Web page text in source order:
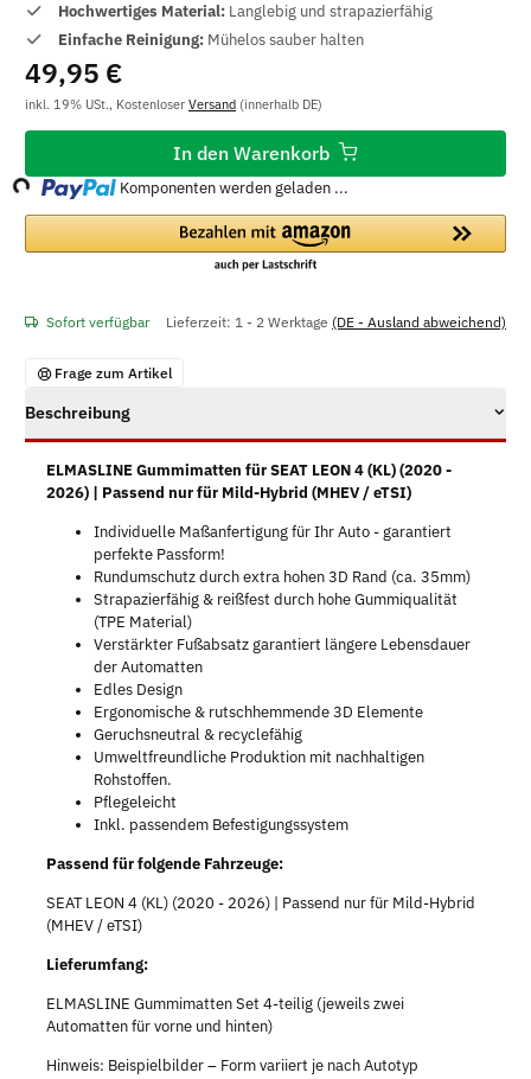
Hochwertiges Material: Langlebig und strapazierfähig
Einfache Reinigung: Mühelos sauber halten
49,95 €
inkl. 19% USt., Kostenloser Versand (innerhalb DE)
In den Warenkorb
Komponenten werden geladen ...
Sofort verfügbar Lieferzeit: 1 - 2 Werktage (DE - Ausland abweichend)
Frage zum Artikel
Beschreibung
ELMASLINE Gummimatten für SEAT LEON 4 (KL) (2020 -
2026) | Passend nur für Mild-Hybrid (MHEV / eTSI)
Individuelle Maßanfertigung für Ihr Auto - garantiert
perfekte Passform!
Rundumschutz durch extra hohen 3D Rand (ca. 35mm)
Strapazierfähig & reißfest durch hohe Gummiqualität
(TPE Material)
Verstärkter Fußabsatz garantiert längere Lebensdauer
der Automatten
Edles Design
Ergonomische & rutschhemmende 3D Elemente
Geruchsneutral & recyclefähig
Umweltfreundliche Produktion mit nachhaltigen
Rohstoffen.
Pflegeleicht
Inkl. passendem Befestigungssystem
Passend für folgende Fahrzeuge:
SEAT LEON 4 (KL) (2020 - 2026) | Passend nur für Mild-Hybrid
(MHEV / eTSI)
Lieferumfang:
ELMASLINE Gummimatten Set 4-teilig (jeweils zwei
Automatten für vorne und hinten)
Hinweis: Beispielbilder – Form variiert je nach Autotyp